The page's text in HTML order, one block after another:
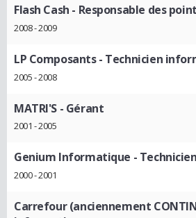
Flash Cash - Responsable des
2008 - 2009
LP Composants- Technicien
2005 - 2008
MATRI'S - Gérant
2001 - 2005
Genium Informatique -
2000 - 2001
Carrefour (anciennement